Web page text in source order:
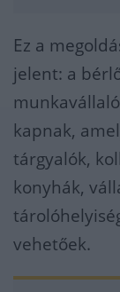
Ez a
jelent: a
kapnak,
tárgyalók,
konyhák,
vehetőek.